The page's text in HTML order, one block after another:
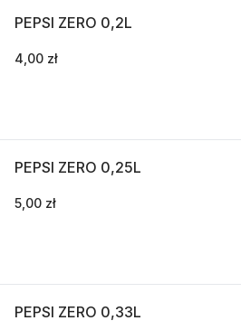
PEPSI ZERO 0,2L
4,00 zł
PEPSI ZERO 0,25L
5,00 zł
PEPSI ZERO 0,33L